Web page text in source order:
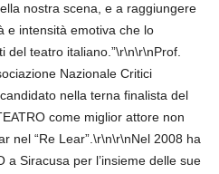
nostra scena, e a raggiungere
e intensità emotiva che lo
teatro italiano.”\r\n\r\nProf.
Nazionale Critici
nella terna finalista del
come miglior attore non
nel “Re Lear”.\r\n\r\nNel 2008 ha
a Siracusa per l’insieme delle sue